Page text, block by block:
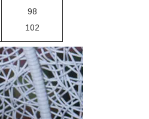
98
102